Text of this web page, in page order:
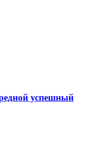
успешный